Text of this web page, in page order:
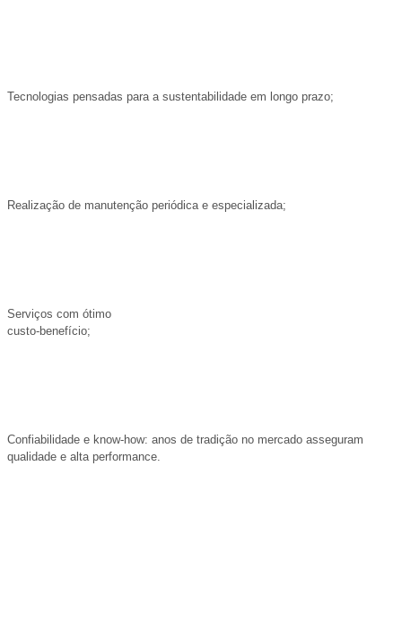
Tecnologias pensadas para a sustentabilidade em longo prazo;
Realização de manutenção periódica e especializada;
Serviços com ótimo
custo-benefício;
Confiabilidade e know-how: anos de tradição no mercado asseguram
qualidade e alta performance.